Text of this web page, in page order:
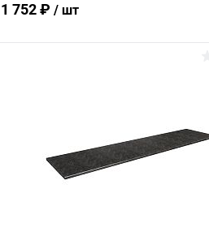
1 752 ₽ / шт
В наличии